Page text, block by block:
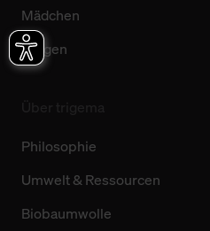
Mädchen
Jungen
Philosophie
Umwelt & Ressourcen
Biobaumwolle